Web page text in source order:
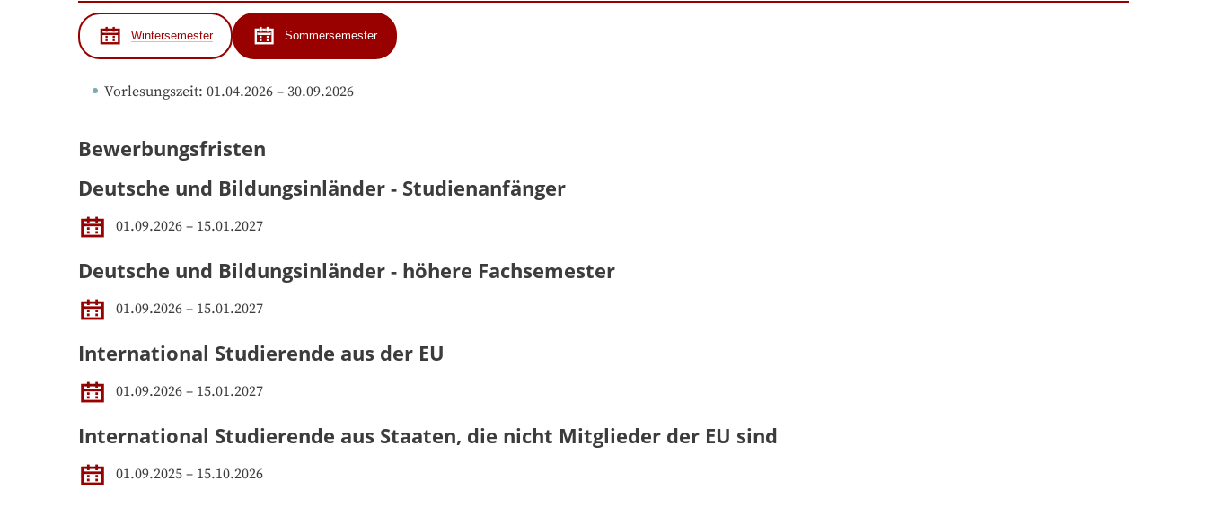
Wintersemester Sommersemester
Vorlesungszeit: 01.04.2026 – 30.09.2026
Bewerbungsfristen
Deutsche und Bildungsinländer - Studienanfänger
01.09.2026 – 15.01.2027
Deutsche und Bildungsinländer - höhere Fachsemester
01.09.2026 – 15.01.2027
International Studierende aus der EU
01.09.2026 – 15.01.2027
International Studierende aus Staaten, die nicht Mitglieder der EU sind
01.09.2025 – 15.10.2026